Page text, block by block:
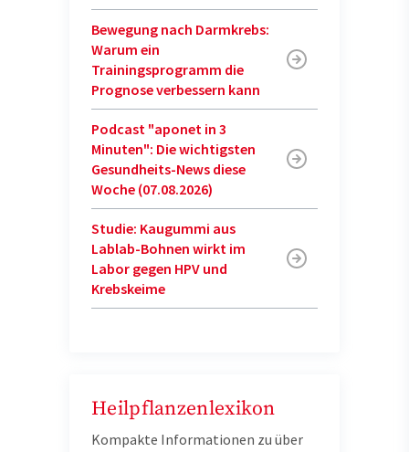
Bewegung nach Darmkrebs:
Warum ein
Trainingsprogramm die
Prognose verbessern kann
Podcast "aponet in 3
Minuten": Die wichtigsten
Gesundheits-News diese
Woche (07.08.2026)
Studie: Kaugummi aus
Lablab-Bohnen wirkt im
Labor gegen HPV und
Krebskeime
Heilpflanzenlexikon
Kompakte Informationen zu über